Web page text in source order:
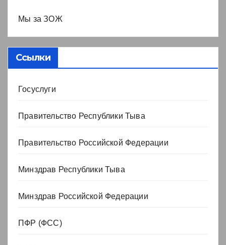
Мы за ЗОЖ
Ссылки
Госуслуги
Правительство Республики Тыва
Правительство Российской Федерации
Минздрав Республики Тыва
Минздрав Российской Федерации
ПФР (ФСС)